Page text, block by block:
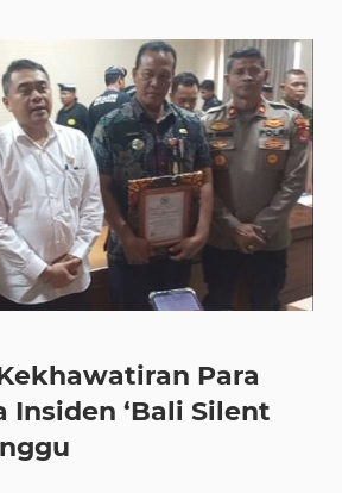
Para
Insiden ‘Bali Silent